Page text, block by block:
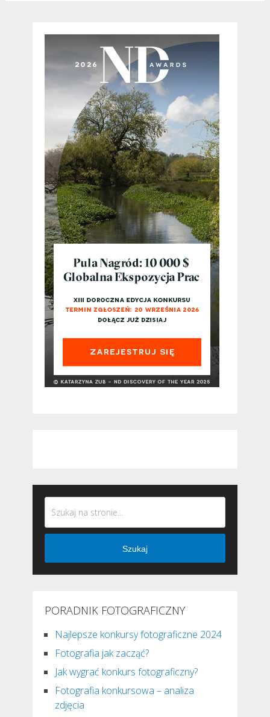
Szukaj
PORADNIK FOTOGRAFICZNY
Najlepsze konkursy fotograficzne 2024
Fotografia jak zacząć?
Jak wygrać konkurs fotograficzny?
Fotografia konkursowa – analiza
zdjęcia